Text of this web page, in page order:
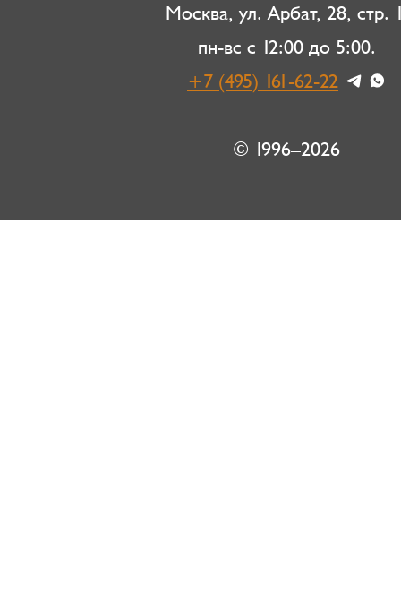
Москва, ул. Арбат, 28, стр.
пн-вс с 12:00 до 5:00.
+7 (495) 161-62-22
© 1996–2026